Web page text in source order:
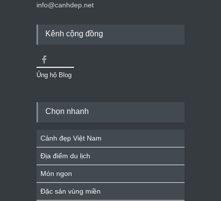
info@canhdep.net
Kênh cộng đồng
Ủng hộ Blog
Chọn nhanh
Cảnh đẹp Việt Nam
Địa điểm du lịch
Món ngon
Đặc sản vùng miền